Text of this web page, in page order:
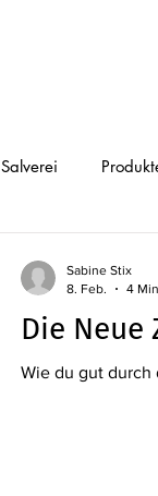
Salverei
Die Neue
Wie du gut durch
Sabine Stix
8. Feb.
4